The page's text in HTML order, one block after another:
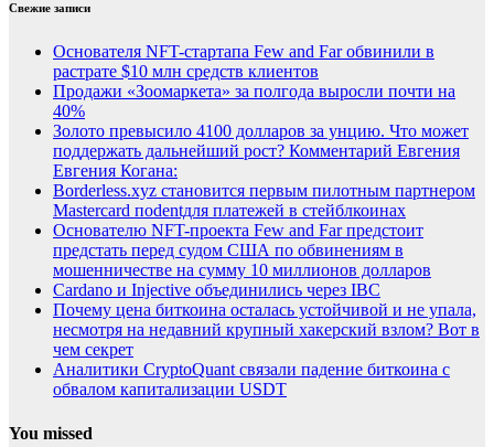
Свежие записи
Основателя NFT-стартапа Few and Far обвинили в
растрате $10 млн средств клиентов
Продажи «Зоомаркета» за полгода выросли почти на
40%
Золото превысило 4100 долларов за унцию. Что может
поддержать дальнейший рост? Комментарий Евгения
Евгения Когана:
Borderless.xyz становится первым пилотным партнером
Mastercard поdentдля платежей в стейблкоинах
Основателю NFT-проекта Few and Far предстоит
предстать перед судом США по обвинениям в
мошенничестве на сумму 10 миллионов долларов
Cardano и Injective объединились через IBC
Почему цена биткоина осталась устойчивой и не упала,
несмотря на недавний крупный хакерский взлом? Вот в
чем секрет
Аналитики CryptoQuant связали падение биткоина с
обвалом капитализации USDT
You missed